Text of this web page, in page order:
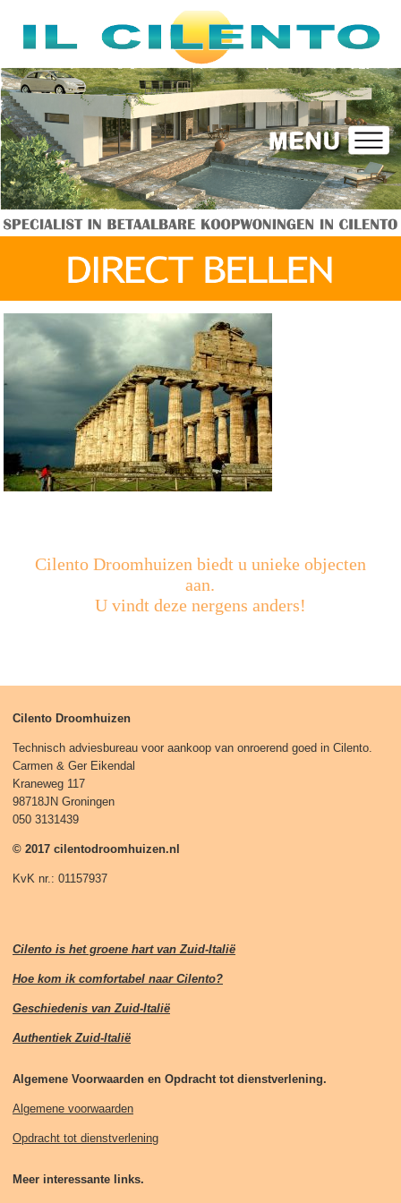
Cilento Droomhuizen biedt u unieke objecten
aan.
U vindt deze nergens anders!
Cilento Droomhuizen
Technisch adviesbureau voor aankoop van onroerend goed in Cilento.
Carmen & Ger Eikendal
Kraneweg 117
98718JN Groningen
050 3131439
© 2017 cilentodroomhuizen.nl
KvK nr.: 01157937
Cilento is het groene hart van Zuid-Italië
Hoe kom ik comfortabel naar Cilento?
Geschiedenis van Zuid-Italië
Authentiek Zuid-Italië
Algemene Voorwaarden en Opdracht tot dienstverlening.
Algemene voorwaarden
Opdracht tot dienstverlening
Meer interessante links.